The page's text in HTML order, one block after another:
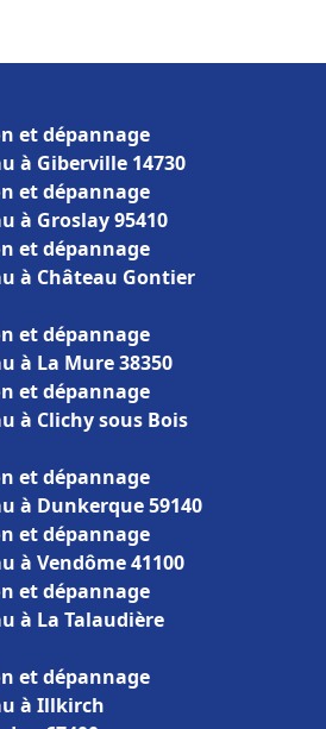
et dépannage
à Giberville 14730
et dépannage
à Groslay 95410
et dépannage
à Château Gontier
et dépannage
à La Mure 38350
et dépannage
à Clichy sous Bois
et dépannage
à Dunkerque 59140
et dépannage
à Vendôme 41100
et dépannage
à La Talaudière
et dépannage
à Illkirch